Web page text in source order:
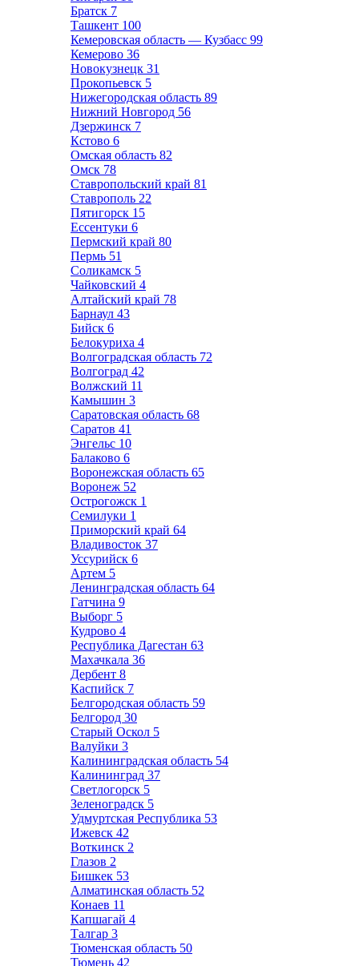
Братск 7
Ташкент 100
Кемеровская область — Кузбасс 99
Кемерово 36
Новокузнецк 31
Прокопьевск 5
Нижегородская область 89
Нижний Новгород 56
Дзержинск 7
Кстово 6
Омская область 82
Омск 78
Ставропольский край 81
Ставрополь 22
Пятигорск 15
Ессентуки 6
Пермский край 80
Пермь 51
Соликамск 5
Чайковский 4
Алтайский край 78
Барнаул 43
Бийск 6
Белокуриха 4
Волгоградская область 72
Волгоград 42
Волжский 11
Камышин 3
Саратовская область 68
Саратов 41
Энгельс 10
Балаково 6
Воронежская область 65
Воронеж 52
Острогожск 1
Семилуки 1
Приморский край 64
Владивосток 37
Уссурийск 6
Артем 5
Ленинградская область 64
Гатчина 9
Выборг 5
Кудрово 4
Республика Дагестан 63
Махачкала 36
Дербент 8
Каспийск 7
Белгородская область 59
Белгород 30
Старый Оскол 5
Валуйки 3
Калининградская область 54
Калининград 37
Светлогорск 5
Зеленоградск 5
Удмуртская Республика 53
Ижевск 42
Воткинск 2
Глазов 2
Бишкек 53
Алматинская область 52
Конаев 11
Капшагай 4
Талгар 3
Тюменская область 50
Тюмень 42